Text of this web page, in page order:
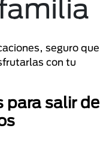
seguro que
con tu
para salir de